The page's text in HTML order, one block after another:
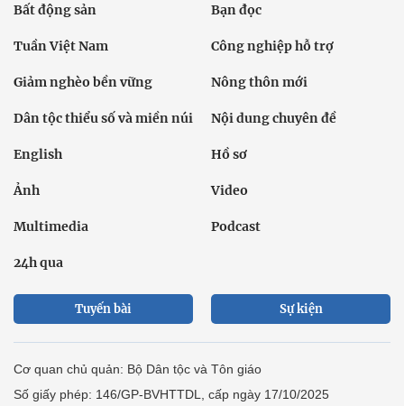
Bất động sản Bạn đọc
Tuần Việt Nam Công nghiệp hỗ trợ
Giảm nghèo bền vững Nông thôn mới
Dân tộc thiểu số và miền núi Nội dung chuyên đề
English Hồ sơ
Ảnh Video
Multimedia Podcast
24h qua
Tuyến bài Sự kiện
Cơ quan chủ quản: Bộ Dân tộc và Tôn giáo
Số giấy phép: 146/GP-BVHTTDL, cấp ngày 17/10/2025